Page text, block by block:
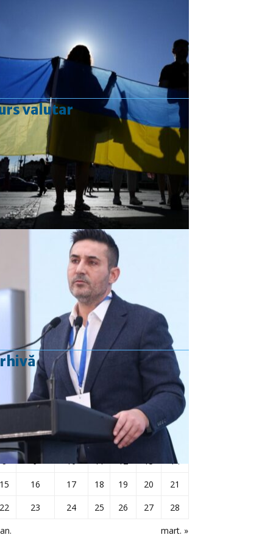
valutar
Curs valutar: 07 Aug 2026
EUR: 5,2554 RON
+0,0041 ▲
USD
: 4,5584 RON
+0,0077 ▲
CHF: 5,6244 RON
+0,0023 ▲
GBP
: 6,1277 RON
+0,0041 ▲
Convertor valutar
»
februarie 2021
J V S
mart. »
1 2 4 5 6
8
9 10 11 12 13
14
16 17 18 19 20
21
23 24 25 26 27 28